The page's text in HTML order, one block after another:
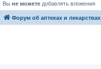
Вы не можете добавлять вложения
Форум об аптеках и лекарствах